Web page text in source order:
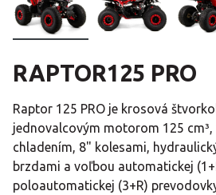
RAPTOR125 PRO
Raptor 125 PRO je krosová
jednovalcovým motorom 125
chladením, 8" kolesami,
brzdami a voľbou automatickej
poloautomatickej (3+R)